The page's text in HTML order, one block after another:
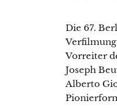
Die 67.
Verfilmung
Vorreiter
Joseph
Alberto